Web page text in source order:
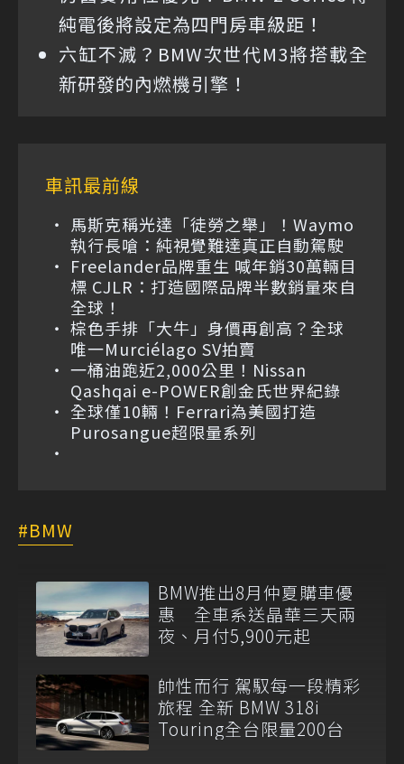
純電後將設定為四門房車級距！
六缸不滅？BMW次世代M3將搭載全
新研發的內燃機引擎！
車訊最前線
馬斯克稱光達「徒勞之舉」！Waymo
執行長嗆：純視覺難達真正自動駕駛
Freelander品牌重生 喊年銷30萬輛目
標 CJLR：打造國際品牌半數銷量來自
全球！
棕色手排「大牛」身價再創高？全球
唯一Murciélago SV拍賣
一桶油跑近2,000公里！Nissan
Qashqai e-POWER創金氏世界紀錄
全球僅10輛！Ferrari為美國打造
Purosangue超限量系列
BMW
BMW推出8月仲夏購車優
惠 全車系送晶華三天兩
夜、月付5,900元起
帥性而行 駕馭每一段精彩
旅程 全新 BMW 318i
Touring全台限量200台